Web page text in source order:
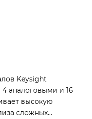
Keysight
4 аналоговыми и 16
высокую
сложных